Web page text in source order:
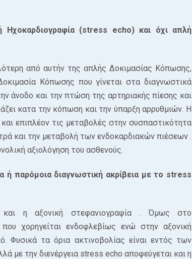
Ηχοκαρδιογραφία (stress echo) και όχι απλή
από αυτήν της απλής Δοκιμασίας Κόπωσης,
Κόπωσης που γίνεται στα διαγνωστικά
άνοδο και την πτώση της αρτηριακής πίεσης και
κατα την κόπωση και την ύπαρξη αρρυθμιών. Η
επιπλέον τις μεταβολές στην συσπαστικότητα
και την μεταβολή των ενδοκαρδιακών πιέσεων .
αξιολόγηση του ασθενούς.
ή παρόμοια διαγνωστική ακρίβεια με το stress
και η αξονική στεφανιογραφία . Όμως στο
χορηγείται ενδοφλεβίως ενώ στην αξονική
Φυσικά τα όρια ακτινοβολίας είναι εντός των
με την διενέργεια stress echo αποφεύγεται και η